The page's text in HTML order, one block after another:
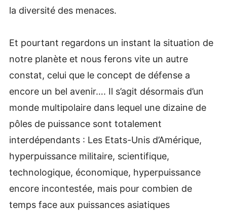
la diversité des menaces.
Et pourtant regardons un instant la situation de
notre planète et nous ferons vite un autre
constat, celui que le concept de défense a
encore un bel avenir…. Il s’agit désormais d’un
monde multipolaire dans lequel une dizaine de
pôles de puissance sont totalement
interdépendants : Les Etats-Unis d’Amérique,
hyperpuissance militaire, scientifique,
technologique, économique, hyperpuissance
encore incontestée, mais pour combien de
temps face aux puissances asiatiques